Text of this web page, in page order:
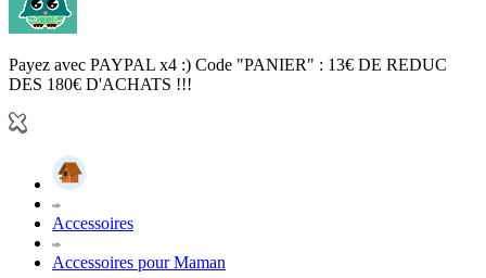
Payez avec PAYPAL x4 :) Code "PANIER" : 13€ DE REDUC
DES 180€ D'ACHATS !!!
Accessoires
Accessoires pour Maman